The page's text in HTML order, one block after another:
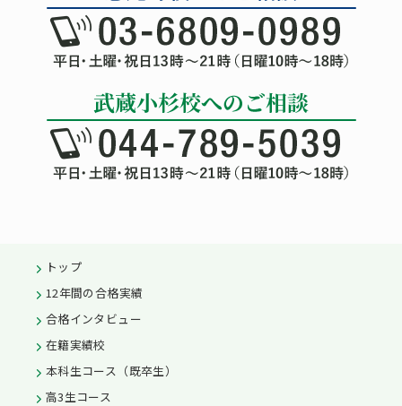
トップ
12年間の合格実績
合格インタビュー
在籍実績校
本科生コース（既卒生）
高3生コース